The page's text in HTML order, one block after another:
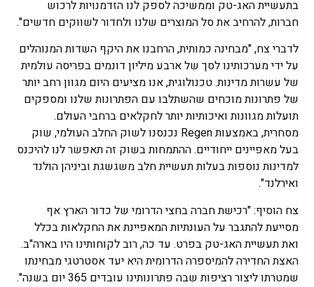
בתעשיית האג-טק וממשיכה לספק לנו הזדמנויות לרכוש
חברות, להרחיב את סל המוצרים שלנו ולחדור לשווקים חדשים".
לדברי צח, "מבחינה כמותית, הרחבנו את היקף השדות המנוהלים
על ידי מערכותינו לסך של ארבע מיליון דונמים בפריסה עולמית
של עשרות מדינות. טכנולוגית, אנו מציעים היום מגוון רחב יותר
של פתרונות מוכחים שהשתלבו עם הפתרונות שלנו ומספקים
תועלות מגוונות ואיכותיות יותר לחקלאים ברחבי העולם.
מסחרית, באמצעות Regen נכנסנו לשוק החלב העולמי, שוק
בעל מאפיינים ייחודיים. ההתמחות בשוק זה תאפשר לנו להיכנס
למדינות נוספות בעלות תעשיית חלב משגשגת וביניהן הולנד
ואירלנד".
צח הוסיף: "רכישת חברה בחצי הדרומי של כדור הארץ אף
מסייעת להתגבר על העונתיות המאפיינת את החקלאות בכלל
ואת תעשיית האג-טק בפרט. עד כה, רוב לקוחותינו היו בארה"ב.
האצת החדירה להמיספרה הדרומית היא יעד אסטרטגי מבחינתו
שמטרתו ליצור רציפות שבה פתרונותינו עובדים 365 יום בשנה".